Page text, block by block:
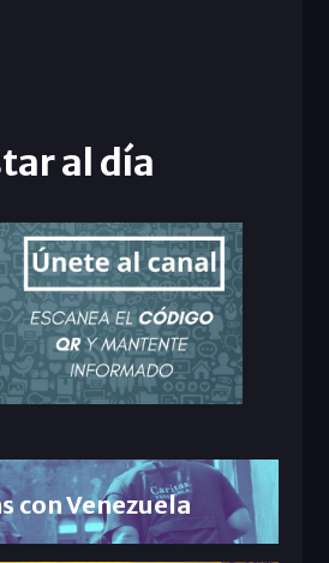
al día
con Venezuela